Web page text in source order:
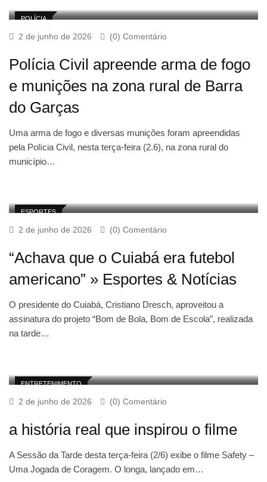
POLÍCIA
2 de junho de 2026 (0) Comentário
Polícia Civil apreende arma de fogo
e munições na zona rural de Barra
do Garças
Uma arma de fogo e diversas munições foram apreendidas
pela Polícia Civil, nesta terça-feira (2.6), na zona rural do
município…
ESPORTES
2 de junho de 2026 (0) Comentário
“Achava que o Cuiabá era futebol
americano” » Esportes & Notícias
O presidente do Cuiabá, Cristiano Dresch, aproveitou a
assinatura do projeto “Bom de Bola, Bom de Escola”, realizada
na tarde…
ENTRETENIMENTO
2 de junho de 2026 (0) Comentário
a história real que inspirou o filme
A Sessão da Tarde desta terça-feira (2/6) exibe o filme Safety –
Uma Jogada de Coragem. O longa, lançado em…